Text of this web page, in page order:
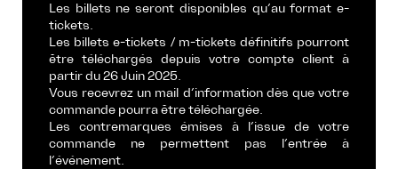
Les billets ne seront disponibles qu’au format e-
tickets.
Les billets e-tickets / m-tickets définitifs pourront
être téléchargés depuis votre compte client à
partir du 26 Juin 2025.
Vous recevrez un mail d’information dès que votre
commande pourra être téléchargée.
Les contremarques émises à l’issue de votre
commande ne permettent pas l’entrée à
l’événement.